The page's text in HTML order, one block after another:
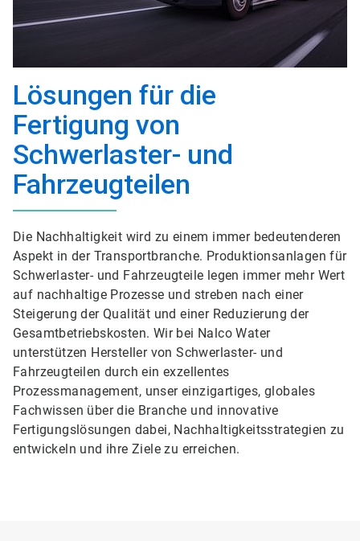
Lösungen für die
Fertigung von
Schwerlaster- und
Fahrzeugteilen
Die Nachhaltigkeit wird zu einem immer bedeutenderen
Aspekt in der Transportbranche. Produktionsanlagen für
Schwerlaster- und Fahrzeugteile legen immer mehr Wert
auf nachhaltige Prozesse und streben nach einer
Steigerung der Qualität und einer Reduzierung der
Gesamtbetriebskosten. Wir bei Nalco Water
unterstützen Hersteller von Schwerlaster- und
Fahrzeugteilen durch ein exzellentes
Prozessmanagement, unser einzigartiges, globales
Fachwissen über die Branche und innovative
Fertigungslösungen dabei, Nachhaltigkeitsstrategien zu
entwickeln und ihre Ziele zu erreichen.